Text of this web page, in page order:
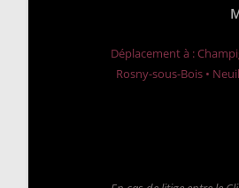
Déplacement à :
Rosny-sous-Bois •